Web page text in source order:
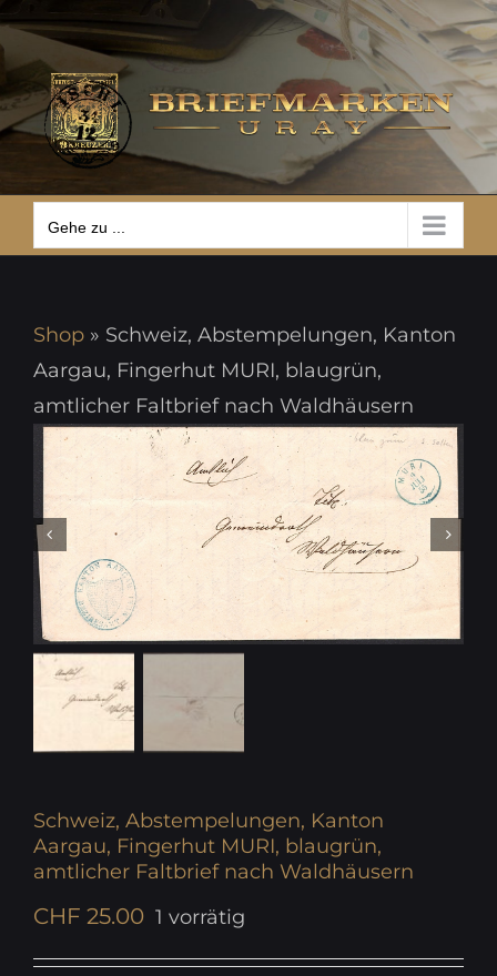
Zum
Inhalt
springen
Gehe zu ...
Gehe zu ...
Shop » Schweiz, Abstempelungen, Kanton
Aargau, Fingerhut MURI, blaugrün,
amtlicher Faltbrief nach Waldhäusern
Schweiz, Abstempelungen, Kanton
Aargau, Fingerhut MURI, blaugrün,
amtlicher Faltbrief nach Waldhäusern
CHF 25.00 1 vorrätig